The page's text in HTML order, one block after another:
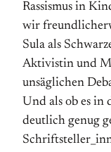
Rassismus in
wir
Sula als
Aktivistin und
unsäglichen
Und als ob es in
deutlich genug